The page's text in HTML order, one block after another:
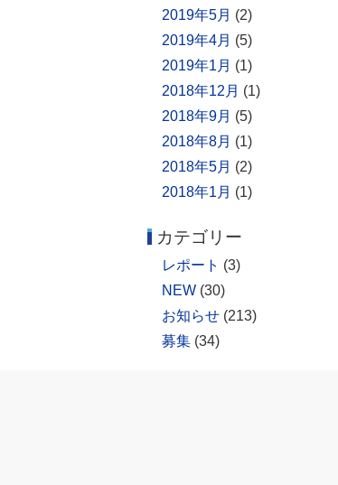
2019年5月 (2)
2019年4月 (5)
2019年1月 (1)
2018年12月 (1)
2018年9月 (5)
2018年8月 (1)
2018年5月 (2)
2018年1月 (1)
カテゴリー
レポート (3)
NEW(30)
お知らせ(213)
募集(34)